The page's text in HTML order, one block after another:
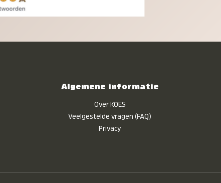
Algemene informatie
Over KOES
Veelgestelde vragen (FAQ)
Privacy